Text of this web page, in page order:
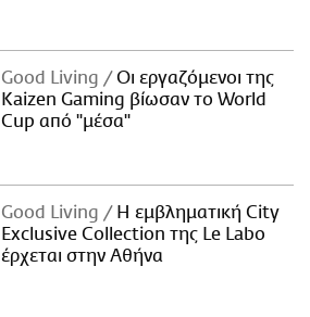
Good Living
Οι εργαζόμενοι της
Kaizen Gaming βίωσαν το World
Cup από "μέσα"
Good Living
Η εμβληματική City
Exclusive Collection της Le Labo
έρχεται στην Αθήνα